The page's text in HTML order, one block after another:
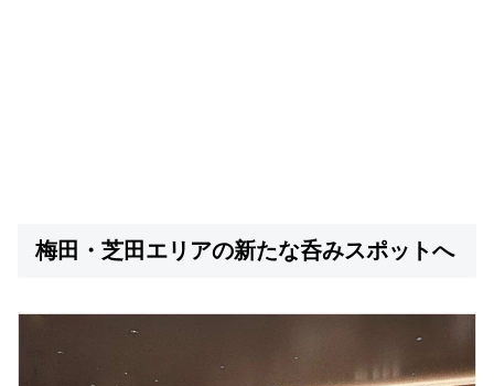
梅田・芝田エリアの新たな呑みスポットへ